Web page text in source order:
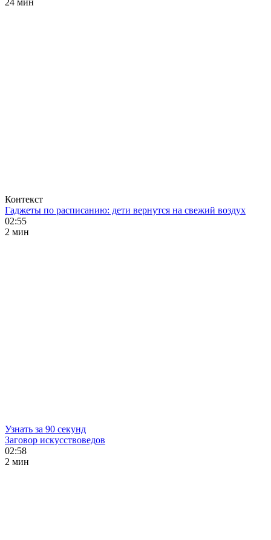
24 мин
Контекст
Гаджеты по расписанию: дети вернутся на свежий воздух
02:55
2 мин
Узнать за 90 секунд
Заговор искусствоведов
02:58
2 мин